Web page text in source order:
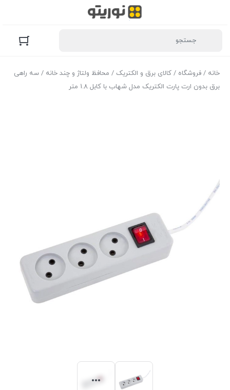
خانه / فروشگاه / کالای برق و الکتریک / محافظ ولتاژ و چند خانه / سه راهی
برق بدون ارت پارت الکتریک مدل شهاب با کابل 1.8 متر